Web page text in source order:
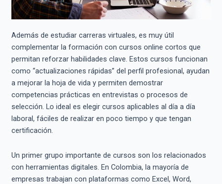
Además de estudiar carreras virtuales, es muy útil
complementar la formación con cursos online cortos que
permitan reforzar habilidades clave. Estos cursos funcionan
como “actualizaciones rápidas” del perfil profesional, ayudan
a mejorar la hoja de vida y permiten demostrar
competencias prácticas en entrevistas o procesos de
selección. Lo ideal es elegir cursos aplicables al día a día
laboral, fáciles de realizar en poco tiempo y que tengan
certificación.
Un primer grupo importante de cursos son los relacionados
con herramientas digitales. En Colombia, la mayoría de
empresas trabajan con plataformas como Excel, Word,